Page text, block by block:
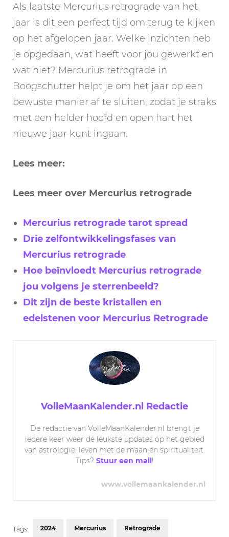
Als laatste Mercurius retrograde van het
jaar is dit een perfect tijd om terug te kijken
op het afgelopen jaar. Welke inzichten heb
je opgedaan, wat heeft voor jou gewerkt en
wat niet? Mercurius retrograde in
Boogschutter helpt je om het jaar op een
bewuste manier af te sluiten, zodat je straks
met een helder hoofd en open hart het
nieuwe jaar kunt ingaan.
Lees meer:
Lees meer over Mercurius retrograde
Mercurius retrograde tarot spread
Drie zelfontwikkelingsfases van
Mercurius retrograde
Hoe beïnvloedt Mercurius retrograde
jou volgens je sterrenbeeld?
Dit zijn de beste kristallen en
edelstenen voor Mercurius Retrograde
VolleMaanKalender.nl Redactie
De redactie van VolleMaanKalender.nl brengt je
iedere keer weer de leukste updates op het gebied
van astrologie, leven met de maan en spiritualiteit.
Tips? Stuur een mail!
www.vollemaankalender.nl
Tags: 2024 Mercurius Retrograde